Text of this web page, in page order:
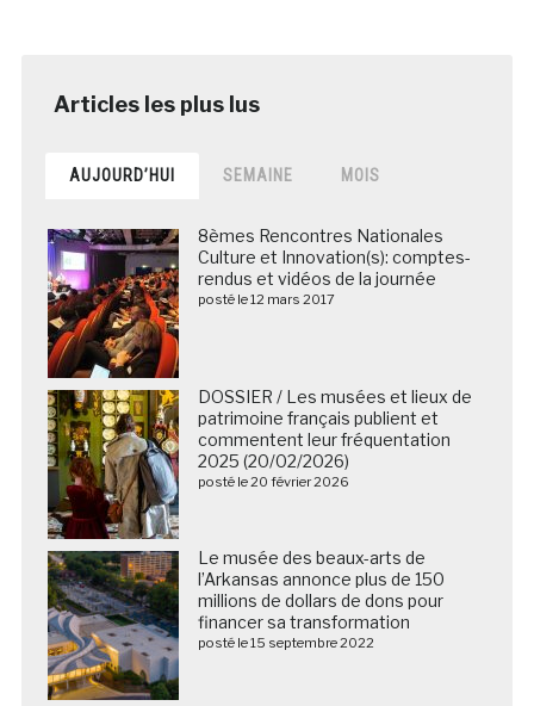
AUJOURD’HUI SEMAINE MOIS
8èmes Rencontres Nationales
Culture et Innovation(s): comptes-
rendus et vidéos de la journée
posté le 12 mars 2017
DOSSIER / Les musées et lieux de
patrimoine français publient et
commentent leur fréquentation
2025 (20/02/2026)
posté le 20 février 2026
Le musée des beaux-arts de
l’Arkansas annonce plus de 150
millions de dollars de dons pour
financer sa transformation
posté le 15 septembre 2022